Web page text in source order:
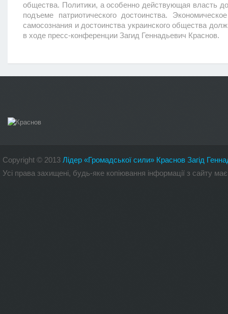
общества. Политики, а особенно действующая власть
подъеме патриотического достоинства.
самосознания и достоинства украинского общества
в ходе пресс-конференции Загид Геннадьевич Краснов.
Copyright © 2013 Лідер «Громадської сили» Краснов Загід
Усі права захищені, будь-яке копіювання інформації з сайту